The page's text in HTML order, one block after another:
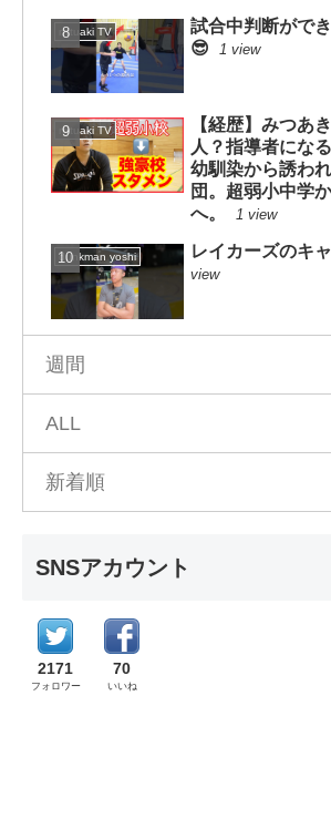
mituaki TV
試合中判断がで
😎
1 view
mituaki TV
【経歴】みつあ
人？指導者にな
幼馴染から誘わ
団。超弱小中学
へ。
1 view
dunkman yoshi レイカーズのキ
view
週間
ALL
新着順
SNSアカウント
2171
フォロワー
70
いいね